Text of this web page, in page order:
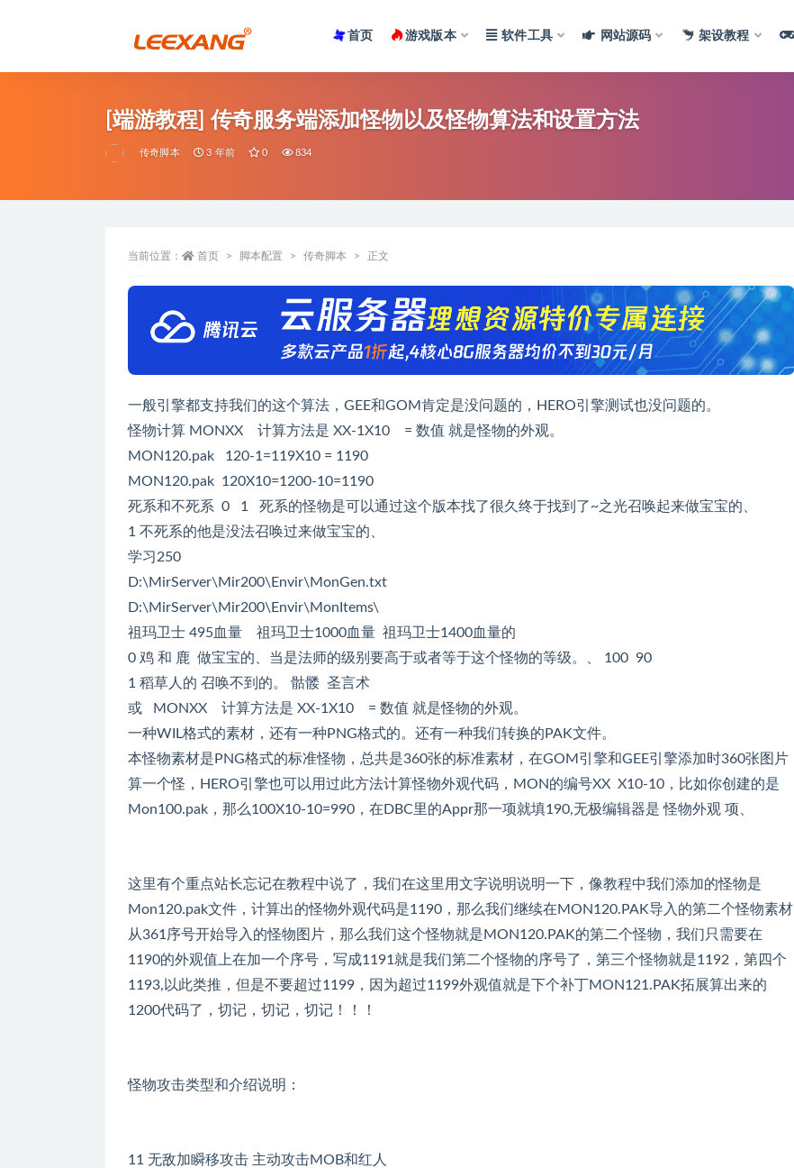
首页 游戏版本 软件工具 网站源码 架设教程
[端游教程] 传奇服务端添加怪物以及怪物算法和设置方法
传奇脚本 3 年前 0 834
当前位置： 首页 脚本配置 传奇脚本 正文
一般引擎都支持我们的这个算法，GEE和GOM肯定是没问题的，HERO引擎测试也没问题的。
怪物计算 MONXX 计算方法是 XX-1X10 = 数值 就是怪物的外观。
MON120.pak 120-1=119X10 = 1190
MON120.pak 120X10=1200-10=1190
死系和不死系 0 1 死系的怪物是可以通过这个版本找了很久终于找到了~之光召唤起来做宝宝的、
1 不死系的他是没法召唤过来做宝宝的、
学习250
D:\MirServer\Mir200\Envir\MonGen.txt
D:\MirServer\Mir200\Envir\MonItems\
祖玛卫士 495血量 祖玛卫士1000血量 祖玛卫士1400血量的
0 鸡 和 鹿 做宝宝的、当是法师的级别要高于或者等于这个怪物的等级。、 100 90
1 稻草人的 召唤不到的。 骷髅 圣言术
或 MONXX 计算方法是 XX-1X10 = 数值 就是怪物的外观。
一种WIL格式的素材，还有一种PNG格式的。还有一种我们转换的PAK文件。
本怪物素材是PNG格式的标准怪物，总共是360张的标准素材，在GOM引擎和GEE引擎添加时360张图片
算一个怪，HERO引擎也可以用过此方法计算怪物外观代码，MON的编号XX X10-10，比如你创建的是
Mon100.pak，那么100X10-10=990，在DBC里的Appr那一项就填190,无极编辑器是 怪物外观 项、
这里有个重点站长忘记在教程中说了，我们在这里用文字说明说明一下，像教程中我们添加的怪物是
Mon120.pak文件，计算出的怪物外观代码是1190，那么我们继续在MON120.PAK导入的第二个怪物素材
从361序号开始导入的怪物图片，那么我们这个怪物就是MON120.PAK的第二个怪物，我们只需要在
1190的外观值上在加一个序号，写成1191就是我们第二个怪物的序号了，第三个怪物就是1192，第四个
1193,以此类推，但是不要超过1199，因为超过1199外观值就是下个补丁MON121.PAK拓展算出来的
1200代码了，切记，切记，切记！！！
怪物攻击类型和介绍说明：
11 无敌加瞬移攻击 主动攻击MOB和红人